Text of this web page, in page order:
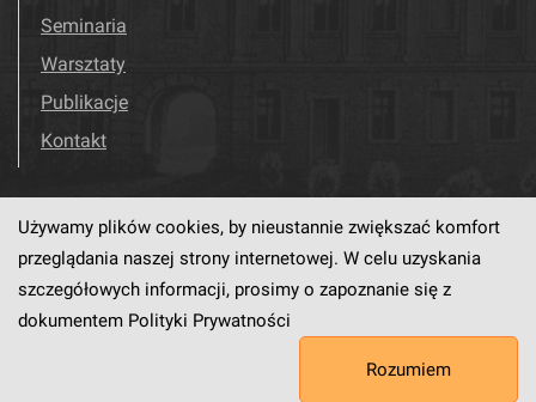
Seminaria
Warsztaty
Publikacje
Kontakt
Odwiedź nas! Facebook
Używamy plików cookies, by nieustannie zwiększać komfort
przeglądania naszej strony internetowej. W celu uzyskania
szczegółowych informacji, prosimy o zapoznanie się z
dokumentem Polityki Prywatności
Rozumiem